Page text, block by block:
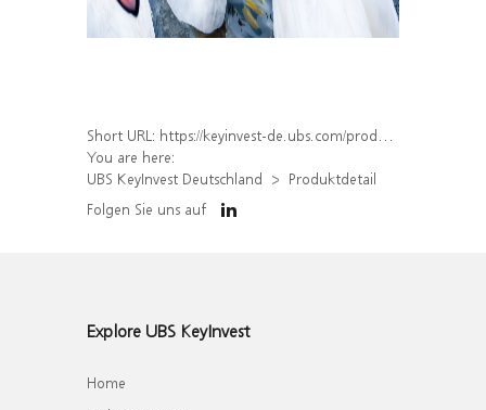
Short URL: https://keyinvest-de.ubs.com/produkt/detail/index/isin/DE000WA6RHB5
You are here:
UBS KeyInvest Deutschland
Produktdetail
Folgen Sie uns auf
Explore UBS KeyInvest
Home